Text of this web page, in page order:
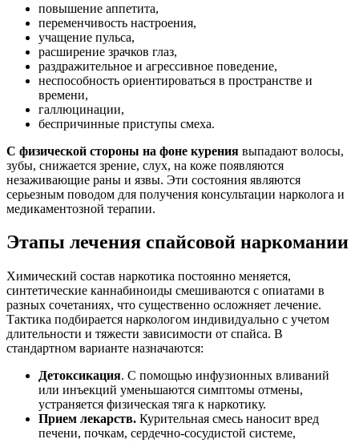
повышение аппетита,
переменчивость настроения,
учащение пульса,
расширение зрачков глаз,
раздражительное и агрессивное поведение,
неспособность ориентироваться в пространстве и
времени,
галлюцинации,
беспричинные приступы смеха.
С физической стороны на фоне курения выпадают волосы,
зубы, снижается зрение, слух, на коже появляются
незаживающие раны и язвы. Эти состояния являются
серьезным поводом для получения консультации нарколога и
медикаментозной терапии.
Этапы лечения спайсовой наркомании
Химический состав наркотика постоянно меняется,
синтетические каннабиноиды смешиваются с опиатами в
разных сочетаниях, что существенно осложняет лечение.
Тактика подбирается наркологом индивидуально с учетом
длительности и тяжести зависимости от спайса. В
стандартном варианте назначаются:
Детоксикация. С помощью инфузионных вливаний
или инъекций уменьшаются симптомы отмены,
устраняется физическая тяга к наркотику.
Прием лекарств. Курительная смесь наносит вред
печени, почкам, сердечно-сосудистой системе,